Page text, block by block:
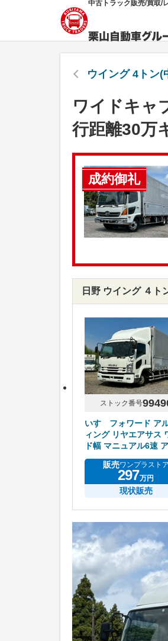
中古トラック販売/買取/
ウイング 4トン(
ワイドキャ
行距離30万
成約御礼
日野 ウイング ４ト
ストック番号
いすゞフォワード ア
ィング リヤエアサス
ド幅 マニュアル6速
ホイール
販売ワンプラストア
297万円
現状販売